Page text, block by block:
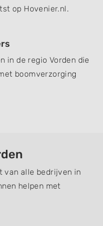
op Hovenier.nl.
in de regio Vorden die
boomverzorging
van alle bedrijven in
helpen met